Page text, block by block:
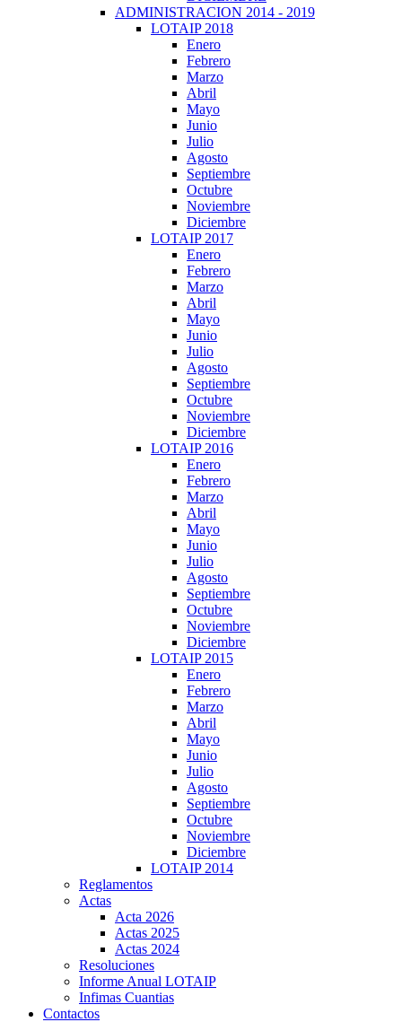
ADMINISTRACION 2014 - 2019
LOTAIP 2018
Enero
Febrero
Marzo
Abril
Mayo
Junio
Julio
Agosto
Septiembre
Octubre
Noviembre
Diciembre
LOTAIP 2017
Enero
Febrero
Marzo
Abril
Mayo
Junio
Julio
Agosto
Septiembre
Octubre
Noviembre
Diciembre
LOTAIP 2016
Enero
Febrero
Marzo
Abril
Mayo
Junio
Julio
Agosto
Septiembre
Octubre
Noviembre
Diciembre
LOTAIP 2015
Enero
Febrero
Marzo
Abril
Mayo
Junio
Julio
Agosto
Septiembre
Octubre
Noviembre
Diciembre
LOTAIP 2014
Reglamentos
Actas
Acta 2026
Actas 2025
Actas 2024
Resoluciones
Informe Anual LOTAIP
Infimas Cuantias
Contactos